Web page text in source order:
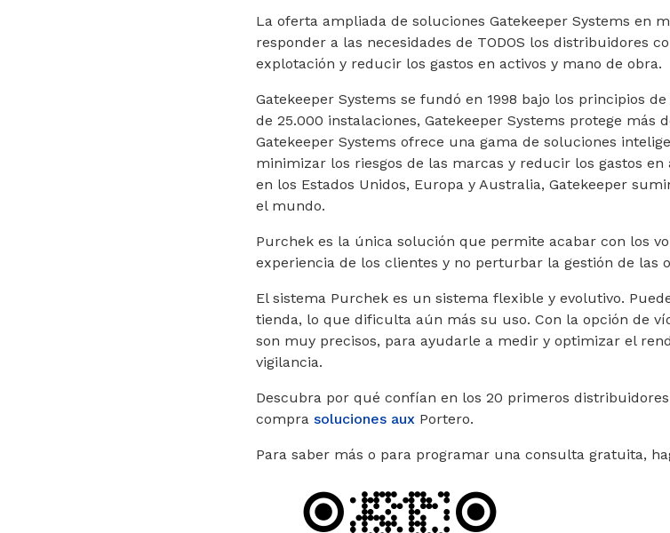
La oferta ampliada de soluciones Gatekeeper Systems en
responder a las necesidades de TODOS los distribuidores
explotación y reducir los gastos en activos y mano de obra.
Gatekeeper Systems se fundó en 1998 bajo los principios
de 25.000 instalaciones, Gatekeeper Systems protege más
Gatekeeper Systems ofrece una gama de soluciones
minimizar los riesgos de las marcas y reducir los gastos en
en los Estados Unidos, Europa y Australia, Gatekeeper
el mundo.
Purchek es la única solución que permite acabar con los
experiencia de los clientes y no perturbar la gestión de las
El sistema Purchek es un sistema flexible y evolutivo.
tienda, lo que dificulta aún más su uso. Con la opción de
son muy precisos, para ayudarle a medir y optimizar el
vigilancia.
Descubra por qué confían en los 20 primeros
compra soluciones aux Portero.
Para saber más o para programar una consulta gratuita,